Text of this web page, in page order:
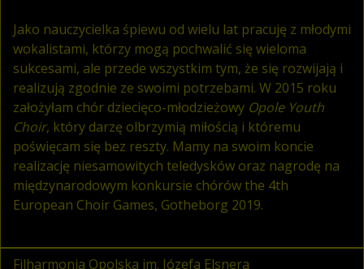
Jako nauczycielka śpiewu od wielu lat pracuję z młodymi
wokalistami, którzy mogą pochwalić się wieloma
sukcesami, ale przede wszystkim tym, że się rozwijają i
realizują zgodnie ze swoimi potrzebami. W 2015 roku
założyłam chór dziecięco-młodzieżowy Opole Youth
Choir, który darzę olbrzymią miłością i któremu
poświęcam się bez reszty. Mamy na swoim koncie
realizację niesamowitych teledysków oraz nagrodę na
międzynarodowym konkursie chórów the 4th
European Choir Games, Gotheborg 2019.
Filharmonia Opolska im. Józefa Elsnera